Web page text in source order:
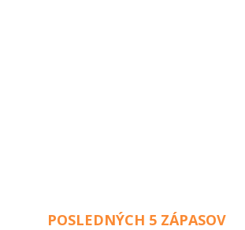
POSLEDNÝCH 5 ZÁPASOV